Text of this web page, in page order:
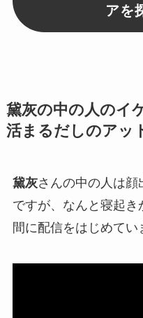
アを
黛灰の中の人のイ
活まるだしのアッ
黛灰さんの中の人は顔
ですが、なんと寝起
間に配信をはじめてい